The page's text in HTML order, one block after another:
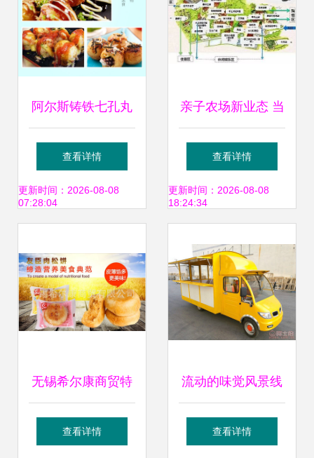
阿尔斯铸铁七孔丸
子锅 平底铁把虾扯
蛋，演绎商用与家
查看详情
更新时间：2026-08-08
07:28:04
亲子农场新业态 当
农场、工坊与美食
体验深度融合
查看详情
更新时间：2026-08-08
18:24:34
无锡希尔康商贸特
价供应正宗友臣肉
查看详情
流动的味觉风景线
普天新款多功能电
查看详情